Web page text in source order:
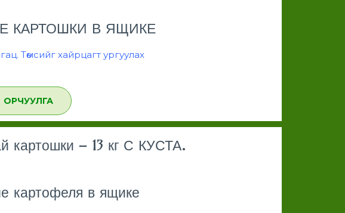
КАРТОШКИ В ЯЩИКЕ
Төмсийг хайрцагт ургуулах
ОРЧУУЛГА
– 13 кг С КУСТА.
картофеля в ящике